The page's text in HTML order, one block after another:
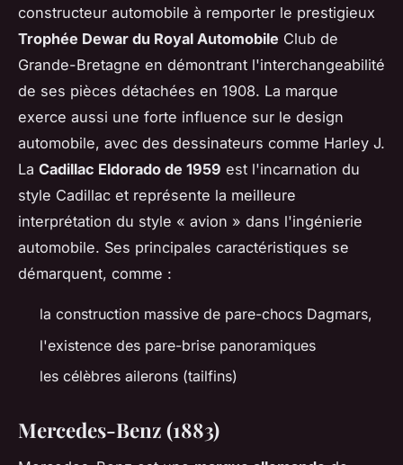
constructeur automobile à remporter le prestigieux
Trophée Dewar du Royal Automobile Club de
Grande-Bretagne en démontrant l'interchangeabilité
de ses pièces détachées en 1908. La marque
exerce aussi une forte influence sur le design
automobile, avec des dessinateurs comme Harley J.
La Cadillac Eldorado de 1959 est l'incarnation du
style Cadillac et représente la meilleure
interprétation du style « avion » dans l'ingénierie
automobile. Ses principales caractéristiques se
démarquent, comme :
la construction massive de pare-chocs Dagmars,
l'existence des pare-brise panoramiques
les célèbres ailerons (tailfins)
Mercedes-Benz (1883)